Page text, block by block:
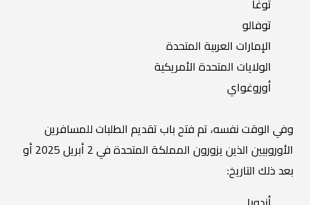
توغا
توفالو
الإمارات العربية المتحدة
الولايات المتحدة الأمريكية
أوروغواي
وفي الوقت نفسه، تم فتح باب تقديم الطلبات للمسافرين
الأوروبيين الذين يزورون المملكة المتحدة في 2 أبريل 2025 أو
بعد ذلك التاريخ: